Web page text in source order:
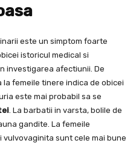
este un simptom foarte
istoricul medical si
investigarea afectiunii. De
femeile tinere indica de obicei
este mai probabil sa se
. La barbatii in varsta, bolile de
gandite. La femeile
vulvovaginita sunt cele mai bune